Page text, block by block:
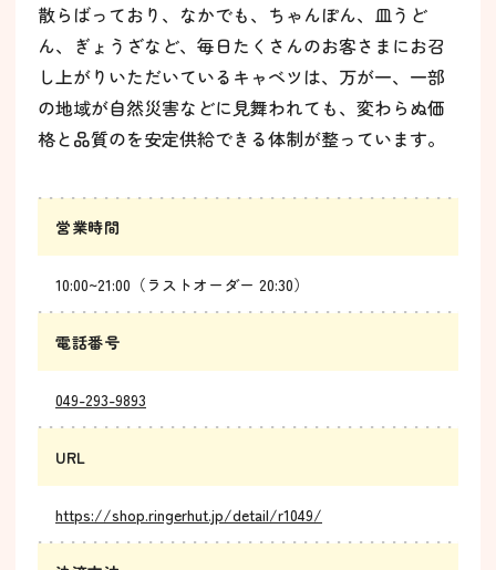
散らばっており、なかでも、ちゃんぽん、皿うど
ん、ぎょうざなど、毎日たくさんのお客さまにお召
し上がりいただいているキャベツは、万が一、一部
の地域が自然災害などに見舞われても、変わらぬ価
格と品質のを安定供給できる体制が整っています。
営業時間
10:00~21:00（ラストオーダー 20:30）
電話番号
049-293-9893
URL
https://shop.ringerhut.jp/detail/r1049/